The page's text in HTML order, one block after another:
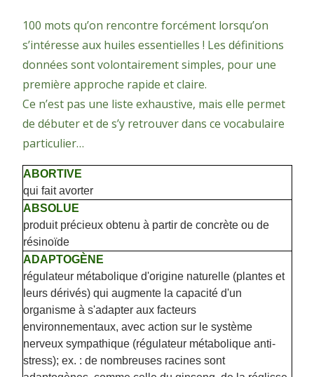
100 mots qu’on rencontre forcément lorsqu’on
s’intéresse aux huiles essentielles ! Les définitions
données sont volontairement simples, pour une
première approche rapide et claire.
Ce n’est pas une liste exhaustive, mais elle permet
de débuter et de s’y retrouver dans ce vocabulaire
particulier…
ABORTIVE
qui fait avorter
ABSOLUE
produit précieux obtenu à partir de concrète ou de
résinoïde
ADAPTOGÈNE
régulateur métabolique d'origine naturelle (plantes et
leurs dérivés) qui augmente la capacité d'un
organisme à s'adapter aux facteurs
environnementaux, avec action sur le système
nerveux sympathique (régulateur métabolique anti-
stress); ex. : de nombreuses racines sont